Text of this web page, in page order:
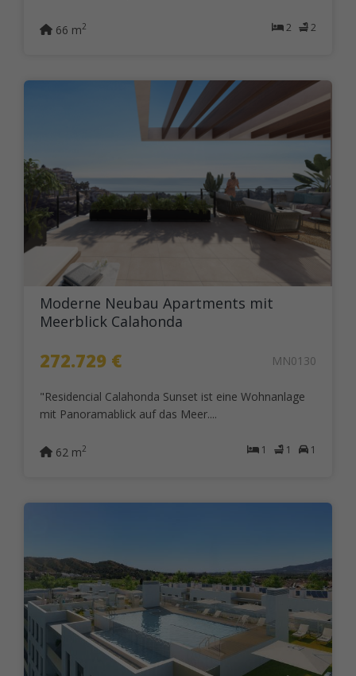
2 2
66 m2
Moderne Neubau Apartments mit
Meerblick Calahonda
272.729 € MN0130
"Residencial Calahonda Sunset ist eine Wohnanlage
mit Panoramablick auf das Meer....
1 1 1
62 m2